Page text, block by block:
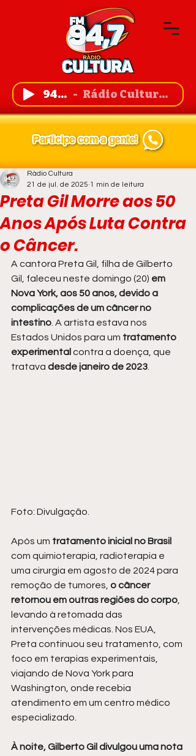
94,7 FM Rádio Cultura de Guanambi
Preta Gil Morre aos 50
Anos Após Luta Contra
o Câncer.
Rádio Cultura
21 de jul. de 2025 1 min de leitura
A cantora Preta Gil, filha de Gilberto
Gil, faleceu neste domingo (20) em
Nova York, aos 50 anos, devido a
complicações de um câncer no
intestino . A artista estava nos
Estados Unidos para um tratamento
experimental contra a doença, que
tratava desde janeiro de 2023
Foto: Divulgação.
Após um tratamento inicial no Brasil
com quimioterapia, radioterapia e
uma cirurgia em agosto de 2024 para
remoção de tumores, o câncer
retornou em outras regiões do corpo,
levando à retomada das
intervenções médicas. Nos EUA,
Preta continuou seu tratamento, com
foco em terapias experimentais,
viajando de Nova York para
Washington, onde recebia
atendimento em um centro médico
especializado.
À noite, Gilberto Gil divulgou uma nota